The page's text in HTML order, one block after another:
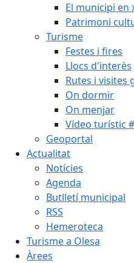
El municipi en
Patrimoni
Turisme
Festes i fires
Llocs d'interès
Rutes i visites
On dormir
On menjar
Vídeo turístic
Geoportal
Actualitat
Notícies
Agenda
Butlletí municipal
RSS
Hemeroteca
Turisme a Olesa
Àrees